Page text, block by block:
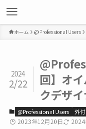
ホーム @Professional Users
回】オ
クデザ
2024
2/22
@Professional Users 外
2023年12月20日